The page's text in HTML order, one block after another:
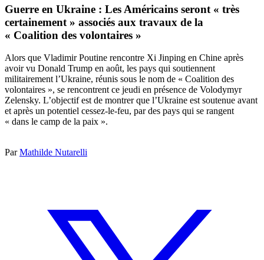
Guerre en Ukraine : Les Américains seront « très
certainement » associés aux travaux de la
« Coalition des volontaires »
Alors que Vladimir Poutine rencontre Xi Jinping en Chine après
avoir vu Donald Trump en août, les pays qui soutiennent
militairement l’Ukraine, réunis sous le nom de « Coalition des
volontaires », se rencontrent ce jeudi en présence de Volodymyr
Zelensky. L’objectif est de montrer que l’Ukraine est soutenue avant
et après un potentiel cessez-le-feu, par des pays qui se rangent
« dans le camp de la paix ».
ParMathilde Nutarelli